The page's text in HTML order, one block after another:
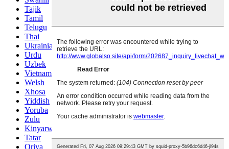
Tajik
Tamil
Telugu
Thai
Ukrainian
Urdu
Uzbek
Vietnamese
Welsh
Xhosa
Yiddish
Yoruba
Zulu
Kinyarwanda
Tatar
Oriya